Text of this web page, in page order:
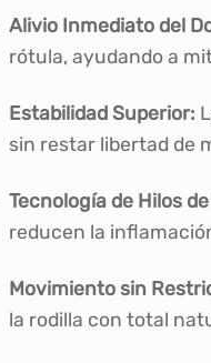
Alivio Inmediato del
rótula, ayudando a
Estabilidad Superior:
sin restar libertad de
Tecnología de Hilos
reducen la
Movimiento sin
la rodilla con total